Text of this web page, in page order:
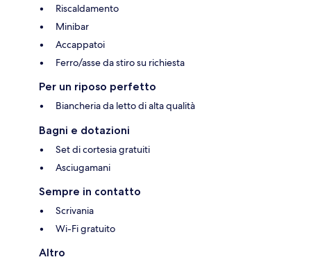
Riscaldamento
Minibar
Accappatoi
Ferro/asse da stiro su richiesta
Per un riposo perfetto
Biancheria da letto di alta qualità
Bagni e dotazioni
Set di cortesia gratuiti
Asciugamani
Sempre in contatto
Scrivania
Wi-Fi gratuito
Altro